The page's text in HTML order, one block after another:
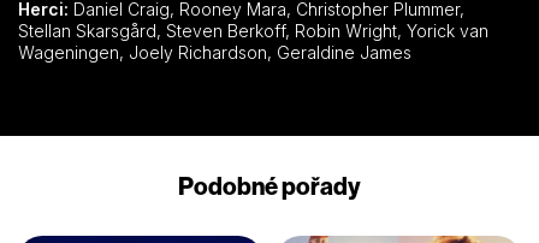
Herci:
Stellan Skarsgård, Steven Berkoff, Robin Wright, Yorick van
Wageningen, Joely Richardson, Geraldine James
Podobné pořady